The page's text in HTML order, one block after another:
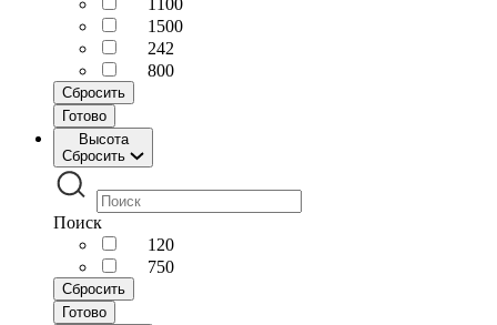
1500
242
800
Сбросить
Готово
Высота
Сбросить
Поиск
120
750
Сбросить
Готово